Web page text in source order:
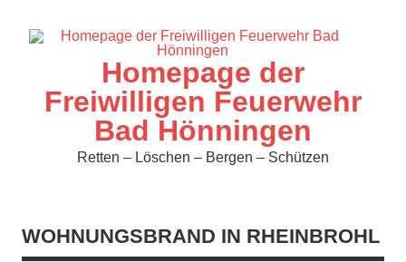
springen
Homepage der
Freiwilligen Feuerwehr
Bad Hönningen
Retten – Löschen – Bergen – Schützen
WOHNUNGSBRAND IN RHEINBROHL